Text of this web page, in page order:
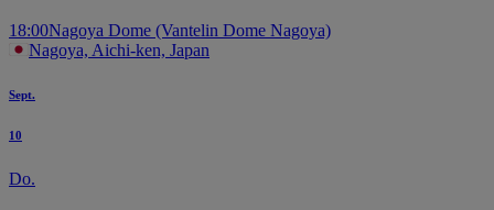
18:00Nagoya Dome (Vantelin Dome Nagoya)
Nagoya, Aichi-ken, Japan
Sept.
10
Do.